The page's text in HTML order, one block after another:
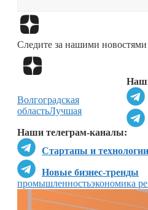
Следите за нашими
Наши телеграм-каналы:
Стартапы и технологии
Новые бизнес-тренды
Волгоградская
областьЛучшая
промышленностьэкономика